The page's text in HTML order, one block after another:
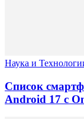
Наука и
Список
Android 17 с